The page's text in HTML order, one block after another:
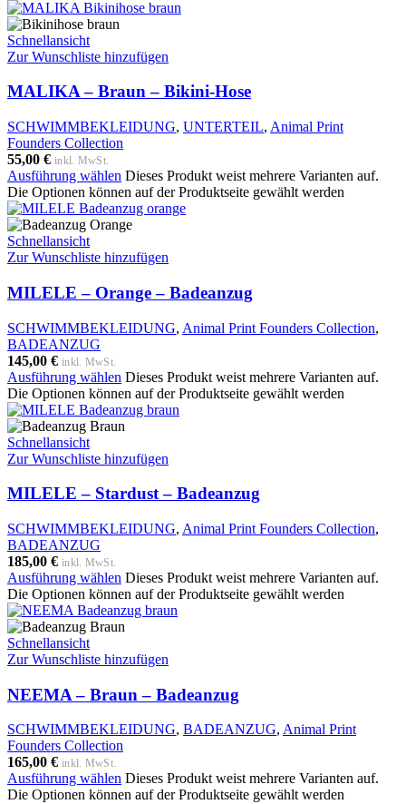
Schnellansicht
Zur Wunschliste hinzufügen
MALIKA – Braun – Bikini-Hose
SCHWIMMBEKLEIDUNG, UNTERTEIL, Animal Print
Founders Collection
55,00 € inkl. MwSt.
Ausführung wählen Dieses Produkt weist mehrere Varianten auf.
Die Optionen können auf der Produktseite gewählt werden
Schnellansicht
Zur Wunschliste hinzufügen
MILELE – Orange – Badeanzug
SCHWIMMBEKLEIDUNG, Animal Print Founders Collection,
BADEANZUG
145,00 € inkl. MwSt.
Ausführung wählen Dieses Produkt weist mehrere Varianten auf.
Die Optionen können auf der Produktseite gewählt werden
Schnellansicht
Zur Wunschliste hinzufügen
MILELE – Stardust – Badeanzug
SCHWIMMBEKLEIDUNG, Animal Print Founders Collection,
BADEANZUG
185,00 € inkl. MwSt.
Ausführung wählen Dieses Produkt weist mehrere Varianten auf.
Die Optionen können auf der Produktseite gewählt werden
Schnellansicht
Zur Wunschliste hinzufügen
NEEMA – Braun – Badeanzug
SCHWIMMBEKLEIDUNG, BADEANZUG, Animal Print
Founders Collection
165,00 € inkl. MwSt.
Ausführung wählen Dieses Produkt weist mehrere Varianten auf.
Die Optionen können auf der Produktseite gewählt werden